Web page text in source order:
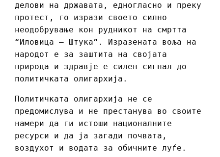
делови на државата, едногласно и преку
протест, го изрази своето силно
неодобрување кон рудникот на смртта
“Иловица – Штука”. Изразената воља на
народот е за заштита на својата
природа и здравје е силен сигнал до
политичката олигархија.
Политичката олигархија не се
предомислува и не престанува во своите
намери да ги истоши националните
ресурси и да ја загади почвата,
воздухот и водата за обичните луѓе.